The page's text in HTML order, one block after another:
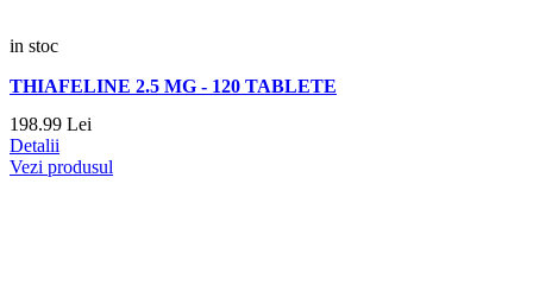
in stoc
THIAFELINE 2.5 MG - 120 TABLETE
198.99 Lei
Detalii
Vezi produsul